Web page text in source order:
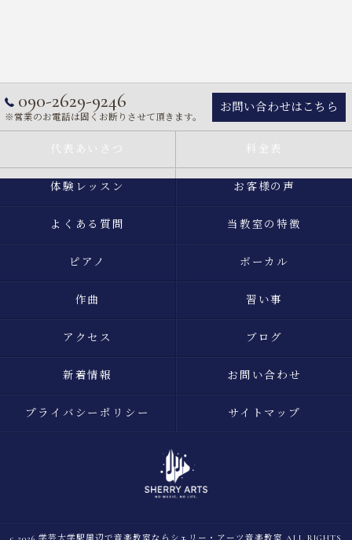
090-2629-9246
※営業のお電話は固くお断りさせて頂きます。
お問い合わせはこちら
代表あいさつ 料金表
体験レッスン お客様の声
よくある質問 当教室の特徴
ピアノ ボーカル
作曲 習い事
アクセス ブログ
新着情報 お問い合わせ
プライバシーポリシー サイトマップ
c 2026 学芸大学駅周辺で音楽教室ならシェリー・アーツ音楽教室 ALL RIGHTS